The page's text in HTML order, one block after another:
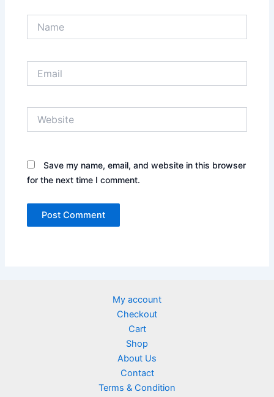
Save my name, email, and website in this browser
for the next time I comment.
My account
Checkout
Cart
Shop
About Us
Contact
Terms & Condition